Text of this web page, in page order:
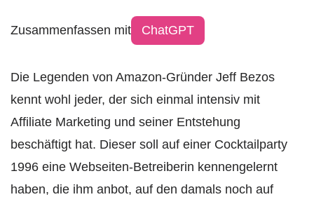
Zusammenfassen mit ChatGPT
Die Legenden von Amazon-Gründer Jeff Bezos
kennt wohl jeder, der sich einmal intensiv mit
Affiliate Marketing und seiner Entstehung
beschäftigt hat. Dieser soll auf einer Cocktailparty
1996 eine Webseiten-Betreiberin kennengelernt
haben, die ihm anbot, auf den damals noch auf